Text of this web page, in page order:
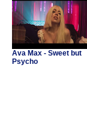
Ava Max - Sweet but
Psycho